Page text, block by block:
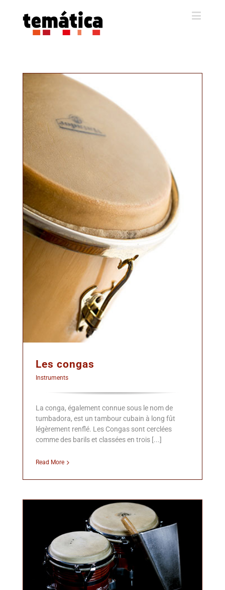
Les congas
Instruments
La conga, également connue sous le nom de
tumbadora, est un tambour cubain à long fût
légèrement renflé. Les Congas sont cerclées
comme des barils et classées en trois [...]
Read More